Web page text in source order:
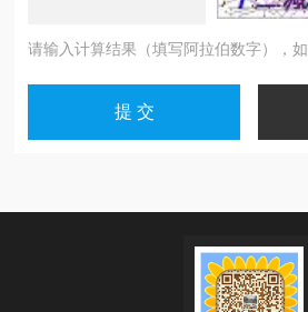
请输入计算结果（填写阿拉伯数字），